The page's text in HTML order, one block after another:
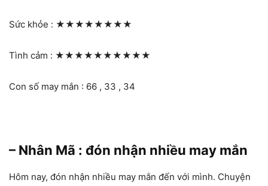
Sức khỏe : ★★★★★★★★
Tình cảm : ★★★★★★★★★★
Con số may mắn : 66 , 33 , 34
– Nhân Mã : đón nhận nhiều may mắn
Hôm nay, đón nhận nhiều may mắn đến với mình. Chuyện